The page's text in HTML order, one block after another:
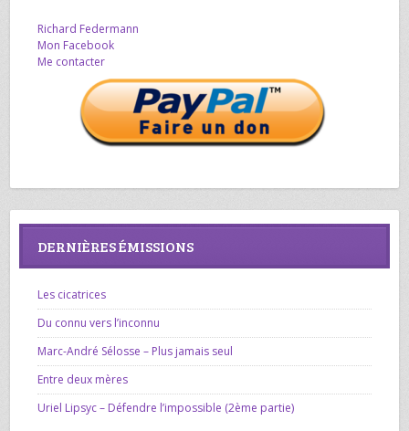
Richard Federmann
Mon Facebook
Me contacter
DERNIÈRES ÉMISSIONS
Les cicatrices
Du connu vers l’inconnu
Marc-André Sélosse – Plus jamais seul
Entre deux mères
Uriel Lipsyc – Défendre l’impossible (2ème partie)